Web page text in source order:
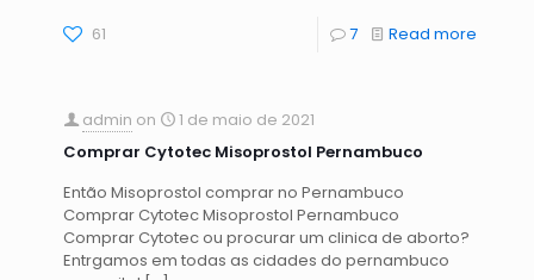
61 7 Read more
admin on
1 de maio de 2021
Comprar Cytotec Misoprostol Pernambuco
Então Misoprostol comprar no Pernambuco
Comprar Cytotec Misoprostol Pernambuco
Comprar Cytotec ou procurar um clinica de aborto?
Entrgamos em todas as cidades do pernambuco